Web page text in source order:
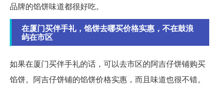
品牌的馅饼味道都很好吃。
在厦门买伴手礼，馅饼去哪买价格实惠，不在鼓浪
屿在市区
如果在厦门买伴手礼的话，可以去市区的阿吉仔饼铺购买
馅饼。阿吉仔饼铺的馅饼价格实惠，而且味道也很不错。